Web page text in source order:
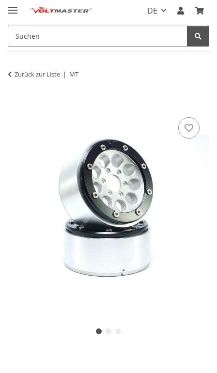
DE
Zurück zur Liste MT